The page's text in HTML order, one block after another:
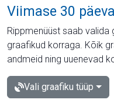
Viimase 30
Rippmenüüst saab
graafikud korraga. Kõik
andmeid ning uuenevad
Vali graafiku tüüp